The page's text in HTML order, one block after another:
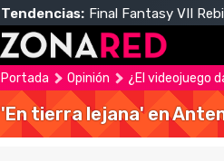
Tendencias: Final Fantasy VII
Portada Opinión ¿El videojuego
'En tierra lejana' en